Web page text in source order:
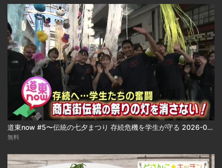
道東now #5〜伝統の七夕まつり 存続危機を学生が守る 2026-08-04
無料